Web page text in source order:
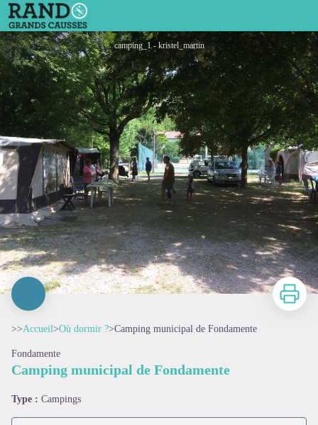
Camping municipal de Fondamente
camping_1 - kristel_martin
Imprimer
>>Accueil>Où dormir ?>Camping municipal de Fondamente
Fondamente
Camping municipal de Fondamente
Type : Campings